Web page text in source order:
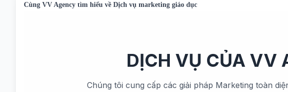
Cùng VV Agency tìm hiểu về Dịch vụ marketing giáo dục
DỊCH VỤ CỦA VV
Chúng tôi cung cấp các giải pháp Marketing toàn